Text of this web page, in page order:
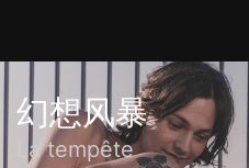
幻想风暴
La tempête